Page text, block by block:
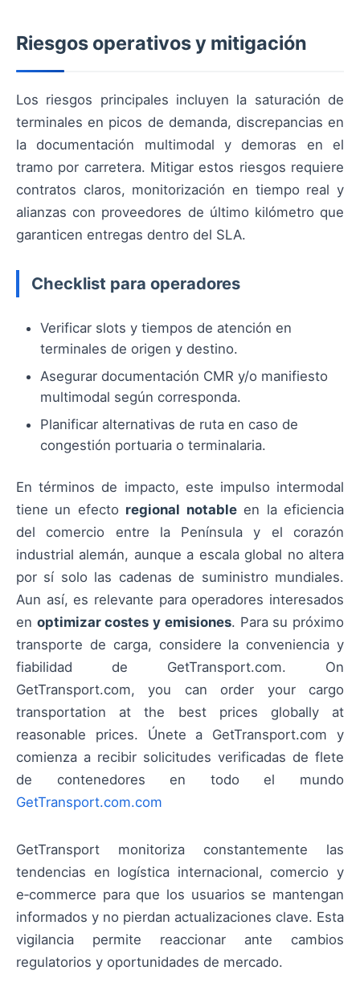
Riesgos operativos y mitigación
Los riesgos principales incluyen la saturación de
terminales en picos de demanda, discrepancias en
la documentación multimodal y demoras en el
tramo por carretera. Mitigar estos riesgos requiere
contratos claros, monitorización en tiempo real y
alianzas con proveedores de último kilómetro que
garanticen entregas dentro del SLA.
Checklist para operadores
Verificar slots y tiempos de atención en
terminales de origen y destino.
Asegurar documentación CMR y/o manifiesto
multimodal según corresponda.
Planificar alternativas de ruta en caso de
congestión portuaria o terminalaria.
En términos de impacto, este impulso intermodal
tiene un efecto regional notableen la eficiencia
del comercio entre la Península y el corazón
industrial alemán, aunque a escala global no altera
por sí solo las cadenas de suministro mundiales.
Aun así, es relevante para operadores interesados
en optimizar costes y emisiones. Para su próximo
transporte de carga, considere la conveniencia y
fiabilidad de GetTransport.com. On
GetTransport.com, you can order your cargo
transportation at the best prices globally at
reasonable prices. Únete a GetTransport.com y
comienza a recibir solicitudes verificadas de flete
de contenedores en todo el mundo
GetTransport.com.com
GetTransport monitoriza constantemente las
tendencias en logística internacional, comercio y
e‑commerce para que los usuarios se mantengan
informados y no pierdan actualizaciones clave. Esta
vigilancia permite reaccionar ante cambios
regulatorios y oportunidades de mercado.